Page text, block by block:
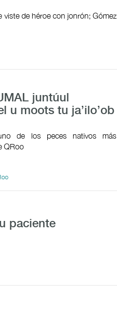
viste de héroe con jonrón; Gómez
juntúul
u moots tu ja’ilo’ob
de los peces nativos más
QRoo
paciente